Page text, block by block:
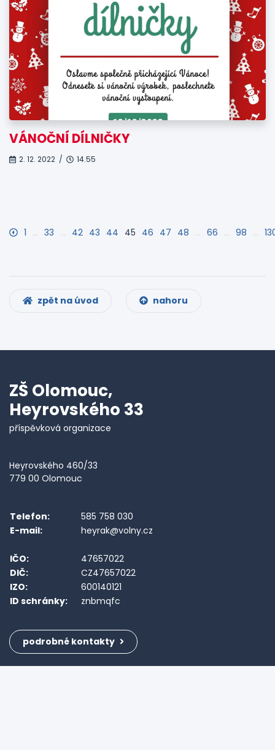
VÁNOČNÍ DÍLNIČKY
2. 12. 2022 / 14.55
1 … 33 … 42 43 44 45 46 47 48 … 66 … 98 …
zpět na úvod nahoru
ZŠ Olomouc,
Heyrovského 33
příspěvková organizace
Heyrovského 460/33
779 00 Olomouc
Telefon:
585 758 030
E-mail:
heyrak@volny.cz
IČO:
47657022
DIČ:
CZ47657022
IZO:
600140121
ID schránky:
znbmqfc
podrobné kontakty